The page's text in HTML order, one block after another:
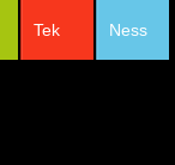
Ness
Tek